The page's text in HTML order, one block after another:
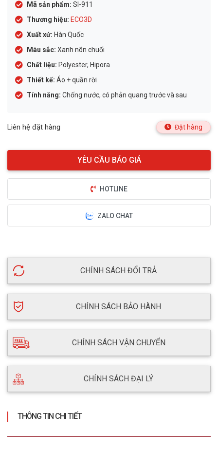
Mã sản phẩm: SI-911
Thương hiệu: ECO3D
Xuất xứ: Hàn Quốc
Màu sắc: Xanh nõn chuối
Chất liệu: Polyester, Hipora
Thiết kế: Áo + quần rời
Tính năng: Chống nước, có phản quang trước và sau
Liên hệ đặt hàng Đặt hàng
HOTLINE
ZALO CHAT
CHÍNH SÁCH ĐỔI TRẢ
CHÍNH SÁCH BẢO HÀNH
CHÍNH SÁCH VẬN CHUYỂN
CHÍNH SÁCH ĐẠI LÝ
THÔNG TIN CHI TIẾT